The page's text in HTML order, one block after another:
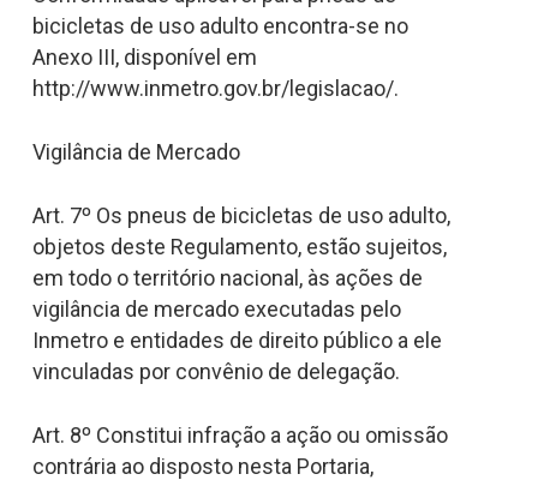
bicicletas de uso adulto encontra-se no
Anexo III, disponível em
http://www.inmetro.gov.br/legislacao/.
Vigilância de Mercado
Art. 7º Os pneus de bicicletas de uso adulto,
objetos deste Regulamento, estão sujeitos,
em todo o território nacional, às ações de
vigilância de mercado executadas pelo
Inmetro e entidades de direito público a ele
vinculadas por convênio de delegação.
Art. 8º Constitui infração a ação ou omissão
contrária ao disposto nesta Portaria,